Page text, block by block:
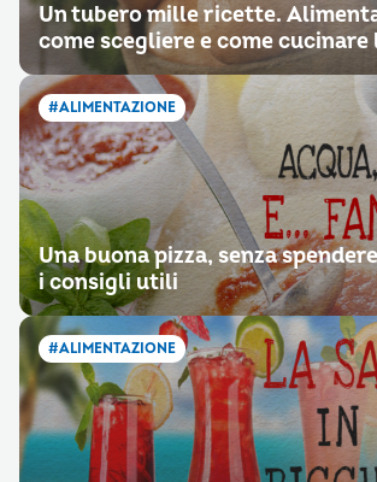
Un tubero mille ricette.
come scegliere e come
#ALIMENTAZIONE
Una buona pizza, senza
i consigli utili
#ALIMENTAZIONE